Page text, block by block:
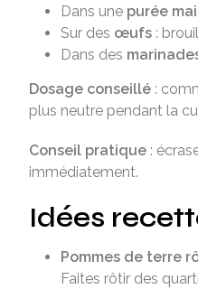
Dans une purée
Sur des œufs :
Dans des
Dosage conseillé :
plus neutre pendant la
Conseil pratique :
immédiatement.
Idées
Pommes de terre
Faites rôtir des